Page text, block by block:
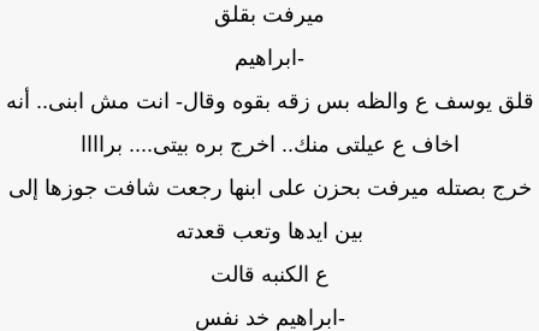
ميرفت بقلق
-ابراهيم
يوسف ع والظه بس زقه بقوه وقال- انت مش ابنى.. أنه
اخاف ع عيلتى منك.. اخرج بره بيتى.... براااا
بصتله ميرفت بحزن على ابنها رجعت شافت جوزها إلى
بين ايدها وتعب قعدته
ع الكنبه قالت
-ابراهيم خد نفس